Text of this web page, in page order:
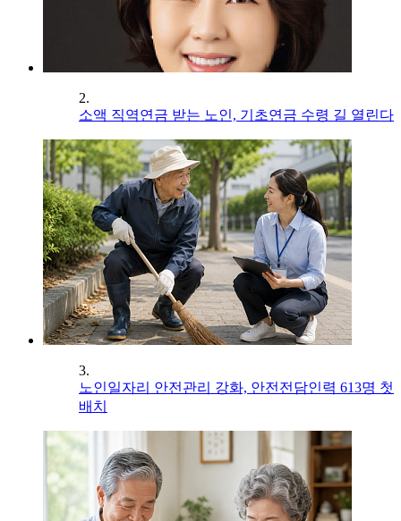
2.
소액 직역연금 받는 노인, 기초연금 수령 길 열린다
3.
노인일자리 안전관리 강화, 안전전담인력 613명 첫
배치